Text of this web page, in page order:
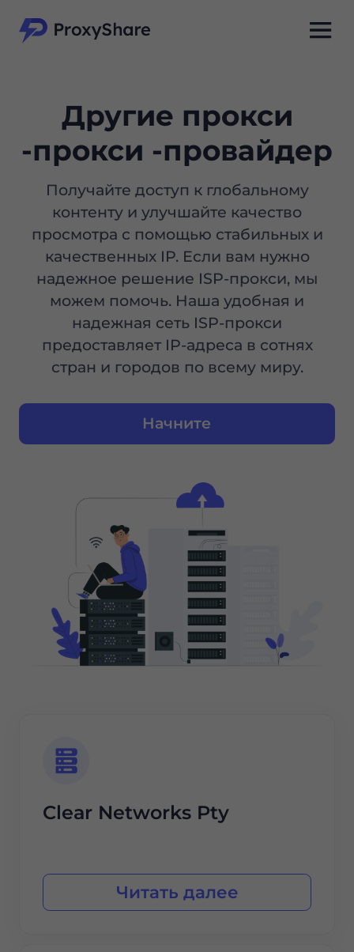
Другие прокси
-прокси -провайдер
Получайте доступ к глобальному
контенту и улучшайте качество
просмотра с помощью стабильных и
качественных IP. Если вам нужно
надежное решение ISP-прокси, мы
можем помочь. Наша удобная и
надежная сеть ISP-прокси
предоставляет IP-адреса в сотнях
стран и городов по всему миру.
Начните
Clear Networks Pty
Читать далее